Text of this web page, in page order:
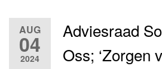
AUG
04
2024
Adviesraad
Oss; ‘Zorgen